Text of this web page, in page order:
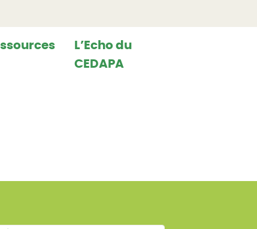
L’Echo du
CEDAPA